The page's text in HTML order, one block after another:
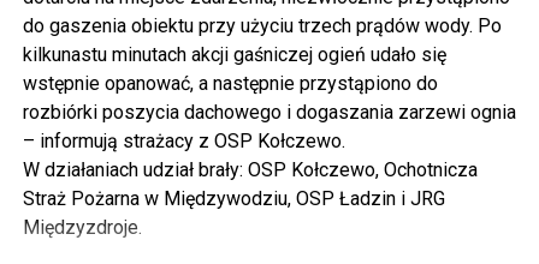
a następnie Pana Premiera Mateusza Morawieckiego.
Chciałbym podziękować Panu Premierowi za to jak
osobiście pilnował powstania tej inwestycji. Cieszymy
się, że turyści również korzystają z tunelu, cieszymy się,
że wśród tych 4 milionów samochodów, które
przejechały już otwartym tunelem w Świnoujściu,
przyjechało tutaj do nas tak wielu turystów z zagranicy
– powiedział Wiceprezes PiS Joachim Brudziński w
do gaszenia obiektu przy użyciu trzech prądów wody. Po
kilkunastu minutach akcji gaśniczej ogień udało się
wstępnie opanować, a następnie przystąpiono do
rozbiórki poszycia dachowego i dogaszania zarzewi ognia
– informują strażacy z OSP Kołczewo.
W działaniach udział brały: OSP Kołczewo, Ochotnicza
Straż Pożarna w Międzywodziu, OSP Ładzin i JRG
Międzyzdroje.